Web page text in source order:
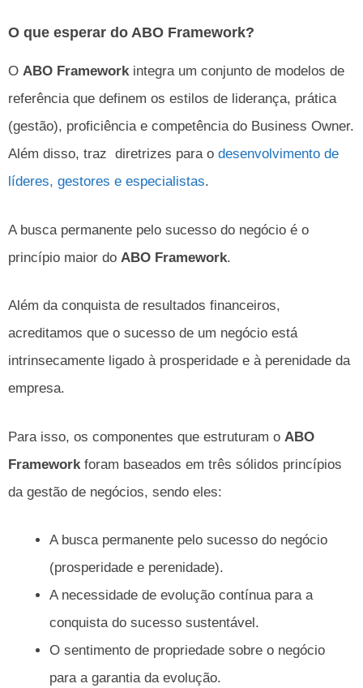
O que esperar do ABO Framework?
O ABO Framework integra um conjunto de modelos de
referência que definem os estilos de liderança, prática
(gestão), proficiência e competência do Business Owner.
Além disso, traz diretrizes para o desenvolvimento de
líderes, gestores e especialistas.
A busca permanente pelo sucesso do negócio é o
princípio maior do ABO Framework.
Além da conquista de resultados financeiros,
acreditamos que o sucesso de um negócio está
intrinsecamente ligado à prosperidade e à perenidade da
empresa.
Para isso, os componentes que estruturam o ABO
Framework foram baseados em três sólidos princípios
da gestão de negócios, sendo eles:
A busca permanente pelo sucesso do negócio
(prosperidade e perenidade).
A necessidade de evolução contínua para a
conquista do sucesso sustentável.
O sentimento de propriedade sobre o negócio
para a garantia da evolução.